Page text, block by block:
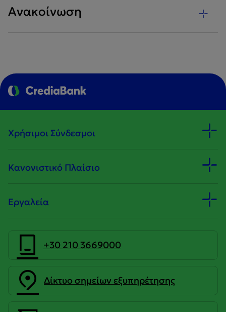
Ανακοίνωση
Χρήσιμοι Σύνδεσμοι
Κανονιστικό Πλαίσιο
Εργαλεία
+30 210 3669000
Δίκτυο σημείων εξυπηρέτησης